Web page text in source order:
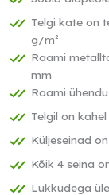
Telgi kate on
g/m²
Raami
mm
Raami
Telgil on
Küljeseinad
Kõik 4 seina
Lukkudega